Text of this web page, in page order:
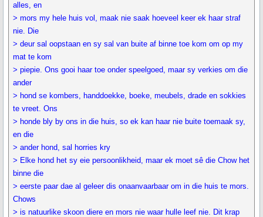
alles, en
> mors my hele huis vol, maak nie saak hoeveel keer ek haar straf
nie. Die
> deur sal oopstaan en sy sal van buite af binne toe kom om op my
mat te kom
> piepie. Ons gooi haar toe onder speelgoed, maar sy verkies om die
ander
> hond se kombers, handdoekke, boeke, meubels, drade en sokkies
te vreet. Ons
> honde bly by ons in die huis, so ek kan haar nie buite toemaak sy,
en die
> ander hond, sal horries kry
> Elke hond het sy eie persoonlikheid, maar ek moet sê die Chow het
binne die
> eerste paar dae al geleer dis onaanvaarbaar om in die huis te mors.
Chows
> is natuurlike skoon diere en mors nie waar hulle leef nie. Dit krap